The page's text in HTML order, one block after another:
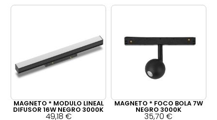
MAGNETO * MODULO LINEAL
DIFUSOR 16W NEGRO 3000K
49,18 €
MAGNETO * FOCO BOLA 7W
NEGRO 3000K
35,70€